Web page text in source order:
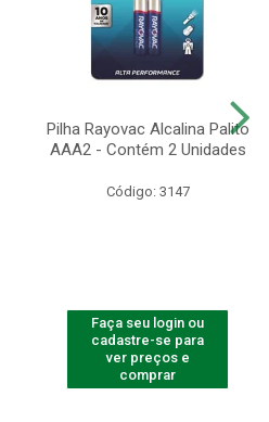
Pilha Rayovac Alcalina Palito
AAA2 - Contém 2 Unidades
Código: 3147
Faça seu login ou
cadastre-se para
ver preços e
comprar